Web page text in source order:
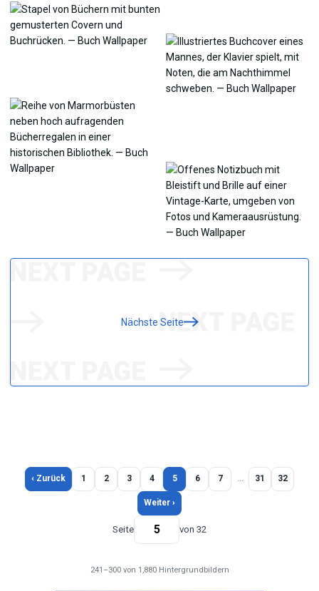
Nächste Seite
‹ Zurück 1 2 3 4 5 6 7 … 31 32
Weiter ›
Seite von 32
241–300 von 1,880 Hintergrundbildern